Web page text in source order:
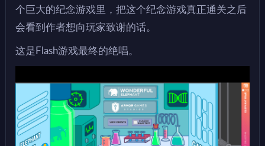
个巨大的纪念游戏里，把这个纪念游戏真正通关之后
会看到作者想向玩家致谢的话。
这是Flash游戏最终的绝唱。